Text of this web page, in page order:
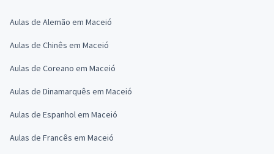
Aulas de Alemão em Maceió
Aulas de Chinês em Maceió
Aulas de Coreano em Maceió
Aulas de Dinamarquês em Maceió
Aulas de Espanhol em Maceió
Aulas de Francês em Maceió